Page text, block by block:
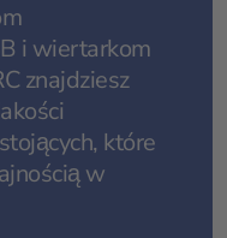
i wiertarkom
znajdziesz
które
w